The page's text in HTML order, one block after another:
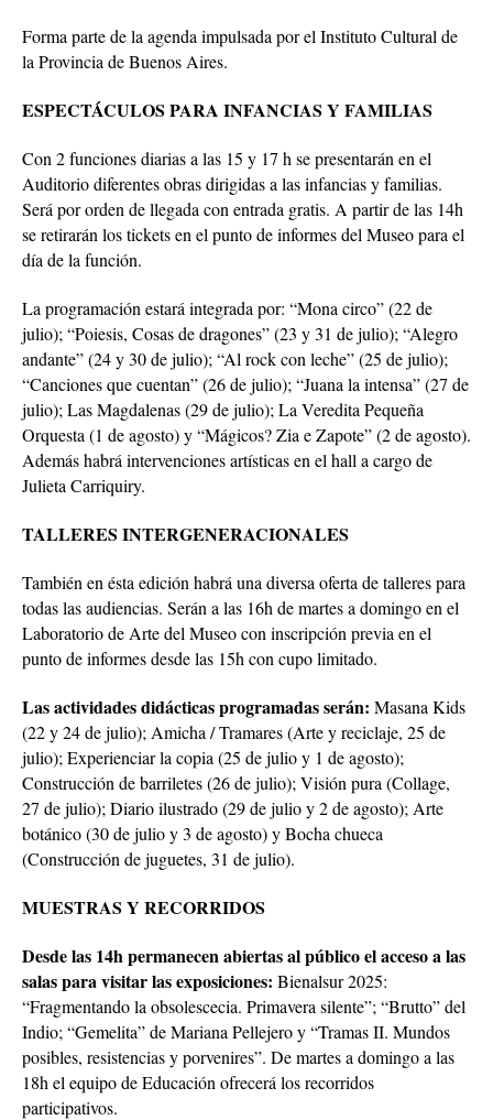
Forma parte de la agenda impulsada por el Instituto Cultural de
la Provincia de Buenos Aires.
ESPECTÁCULOS PARA INFANCIAS Y FAMILIAS
Con 2 funciones diarias a las 15 y 17 h se presentarán en el
Auditorio diferentes obras dirigidas a las infancias y familias.
Será por orden de llegada con entrada gratis. A partir de las 14h
se retirarán los tickets en el punto de informes del Museo para el
día de la función.
La programación estará integrada por: “Mona circo” (22 de
julio); “Poiesis, Cosas de dragones” (23 y 31 de julio); “Alegro
andante” (24 y 30 de julio); “Al rock con leche” (25 de julio);
“Canciones que cuentan” (26 de julio); “Juana la intensa” (27 de
julio); Las Magdalenas (29 de julio); La Veredita Pequeña
Orquesta (1 de agosto) y “Mágicos? Zia e Zapote” (2 de agosto).
Además habrá intervenciones artísticas en el hall a cargo de
Julieta Carriquiry.
TALLERES INTERGENERACIONALES
También en ésta edición habrá una diversa oferta de talleres para
todas las audiencias. Serán a las 16h de martes a domingo en el
Laboratorio de Arte del Museo con inscripción previa en el
punto de informes desde las 15h con cupo limitado.
Las actividades didácticas programadas serán: Masana Kids
(22 y 24 de julio); Amicha / Tramares (Arte y reciclaje, 25 de
julio); Experienciar la copia (25 de julio y 1 de agosto);
Construcción de barriletes (26 de julio); Visión pura (Collage,
27 de julio); Diario ilustrado (29 de julio y 2 de agosto); Arte
botánico (30 de julio y 3 de agosto) y Bocha chueca
(Construcción de juguetes, 31 de julio).
MUESTRAS Y RECORRIDOS
Desde las 14h permanecen abiertas al público el acceso a las
salas para visitar las exposiciones: Bienalsur 2025:
“Fragmentando la obsolescecia. Primavera silente”; “Brutto” del
Indio; “Gemelita” de Mariana Pellejero y “Tramas II. Mundos
posibles, resistencias y porvenires”. De martes a domingo a las
18h el equipo de Educación ofrecerá los recorridos
participativos.